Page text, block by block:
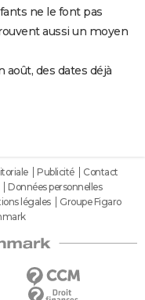
ne le font pas
aussi un moyen
août, des dates déjà
Publicité
Contact
Données personnelles
légales
Groupe Figaro